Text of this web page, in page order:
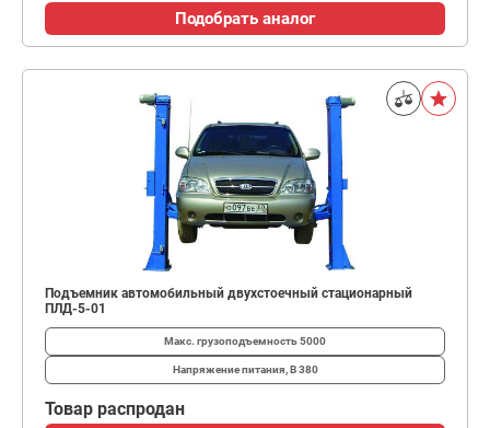
Подобрать аналог
Подъемник автомобильный двухстоечный стационарный
ПЛД-5-01
Макс. грузоподъемность5000
Напряжение питания, В380
Товар распродан